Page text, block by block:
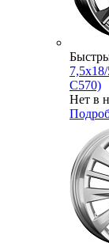
C570)
Нет в